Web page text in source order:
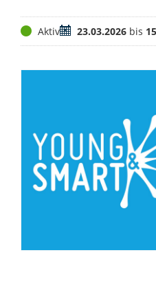
StatusAktivZeitraum
23.03.2026bis